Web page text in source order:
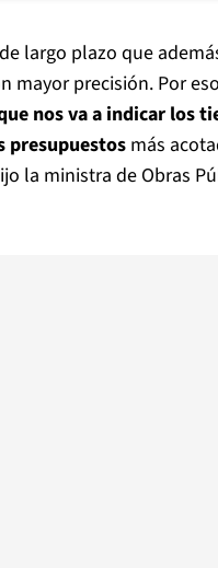
largo plazo que
mayor precisión. Por eso
nos va a indicar los
presupuestosmás
la ministra de Obras